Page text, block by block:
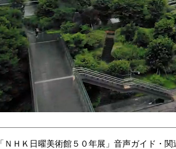
「ＮＨＫ日曜美術館５０年展」音声ガイド・